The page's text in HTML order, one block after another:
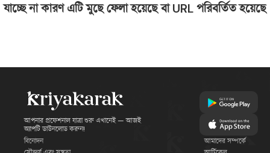
যাচ্ছে না কারণ এটি মুছে ফেলা হয়েছে বা URL পরিবর্তিত হয়েছে
আপনার প্রফেশনাল যাত্রা শুরু এখানেই — আজই
অ্যাপটি ডাউনলোড করুন!
বিনোদন
আমাদের সম্পর্কে